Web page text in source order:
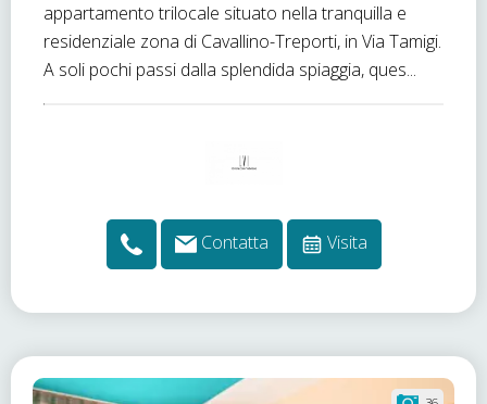
appartamento trilocale situato nella tranquilla e
residenziale zona di Cavallino-Treporti, in Via Tamigi.
A soli pochi passi dalla splendida spiaggia, ques...
Contatta Visita